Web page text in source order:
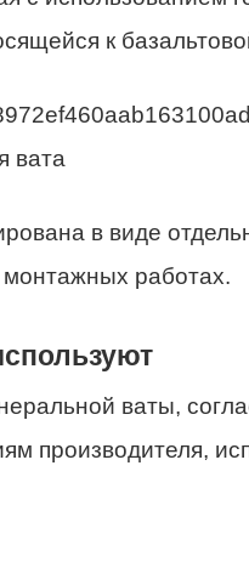
к
вата
в виде
работах.
ваты,
производителя,